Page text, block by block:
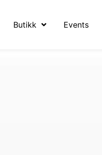
Butikk Events